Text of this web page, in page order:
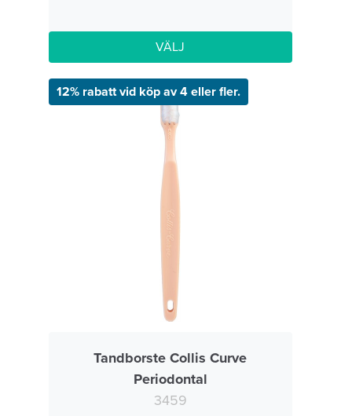
VÄLJ
12% rabatt vid köp av 4 eller fler.
Tandborste Collis Curve
Periodontal
3459